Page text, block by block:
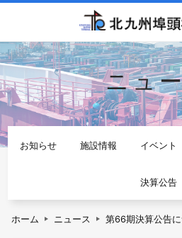
ニュ
お知らせ 施設情報 イベント
決算公告
ホーム ニュース 第66期決算公告